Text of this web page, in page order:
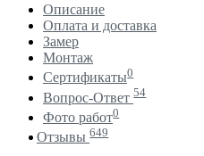
Описание
Оплата и доставка
Замер
Монтаж
Сертификаты0
Вопрос-Ответ 54
Фото работ0
Отзывы 649